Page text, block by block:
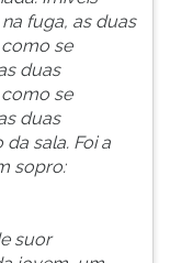
fuga, as duas
se
duas
se
duas
sala. Foi a
sopro:
suor